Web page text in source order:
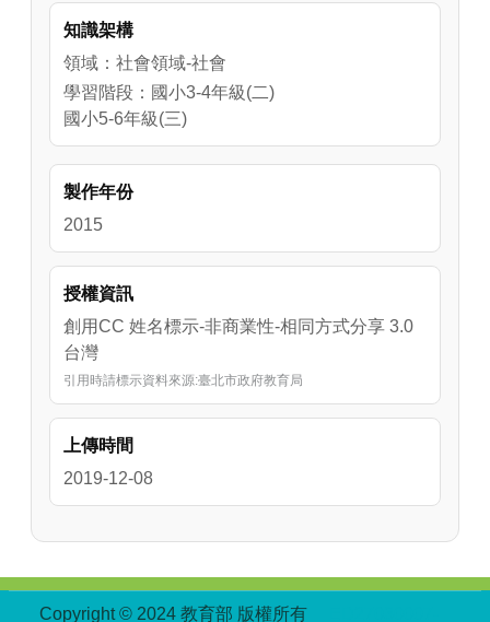
知識架構
領域：社會領域-社會
學習階段：國小3-4年級(二)
國小5-6年級(三)
製作年份
2015
授權資訊
創用CC 姓名標示-非商業性-相同方式分享 3.0
台灣
引用時請標示資料來源:臺北市政府教育局
上傳時間
2019-12-08
Copyright © 2024 教育部 版權所有